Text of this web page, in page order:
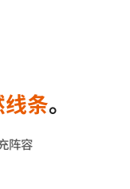
条。
阵容